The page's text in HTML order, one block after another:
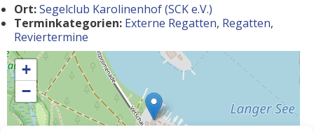
Ort:Segelclub Karolinenhof (SCK e.V.)
Terminkategorien: Externe Regatten, Regatten,
Reviertermine
+
−